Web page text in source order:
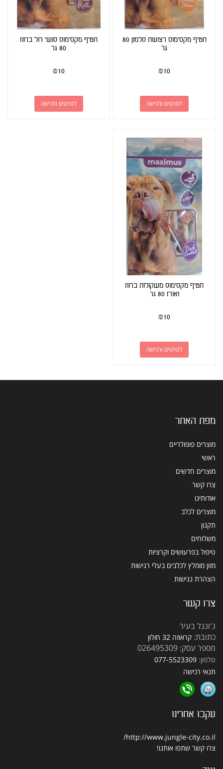
חטיף מקסימוס רצועות סלמון 80
גר
₪10
לפרטים ורכישה
חטיף מקסימוס סושי רול ברווז
80 גר
₪10
לפרטים ורכישה
חטיף מקסימוס משקולות ברווז
ואורז 80 גר
₪10
לפרטים ורכישה
מפת האתר
מוצרים פופולריים
ראשי
מוצרים חדשים
צרו קשר
אודותינו
מוצרים לכלב
תקנון
משלוחים
טיפול בפרעושים וקרציות
מזון מומלץ לכלבים בעלי רגישות
הצהרת נגישות
צרו קשר
ג'ונגל בעיר
כתובת: קראוזה 32 חולון
מספר עסק: 026495309
טלפון: 077-5523309
תנאי רכישה
עקבו אחרינו
http://www.jungle-city.co.il/
צרו קשר שתפו אותנו!